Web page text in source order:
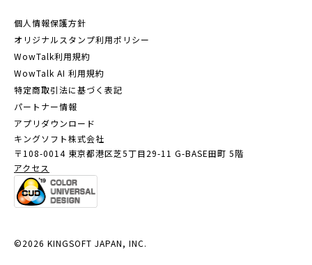
個人情報保護方針
オリジナルスタンプ利用ポリシー
WowTalk利用規約
WowTalk AI 利用規約
特定商取引法に基づく表記
パートナー情報
アプリダウンロード
キングソフト株式会社
〒108-0014 東京都港区芝5丁目29-11 G-BASE田町 5階
アクセス
©2026 KINGSOFT JAPAN, INC.